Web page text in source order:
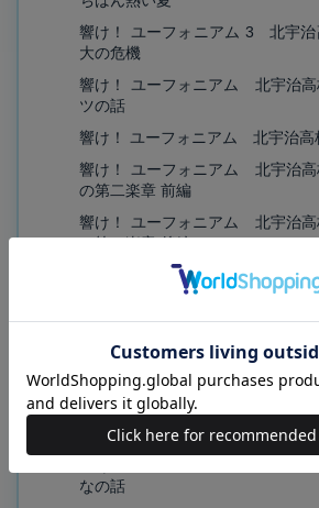
響け！ ユーフォニアム 3 北宇治
大の危機
響け！ ユーフォニアム 北宇治高
ツの話
響け！ ユーフォニアム 北宇治高
響け！ ユーフォニアム 北宇治高
の第二楽章 前編
響け！ ユーフォニアム 北宇治高
の第二楽章 後編
響け！ ユーフォニアム 北宇治高
響け！ ユーフォニアム 北宇治高
の最終楽章 前編
響け！ ユーフォニアム 北宇治
の最終楽章 後編
飛び立つ君の背を見上げる 文庫
なの話